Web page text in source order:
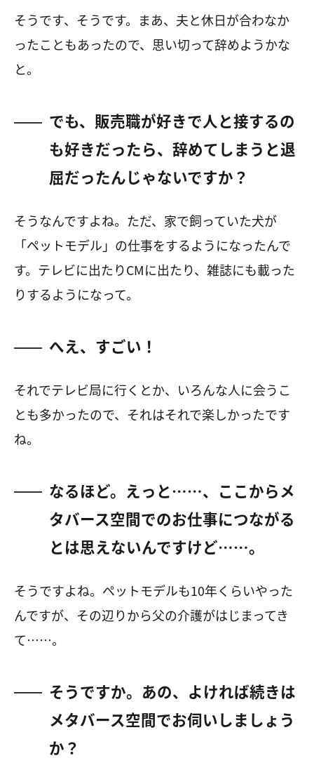
そうです、そうです。まあ、夫と休日が合わなか
ったこともあったので、思い切って辞めようかな
と。
でも、販売職が好きで人と接するの
も好きだったら、辞めてしまうと退
屈だったんじゃないですか？
そうなんですよね。ただ、家で飼っていた犬が
「ペットモデル」の仕事をするようになったんで
す。テレビに出たりCMに出たり、雑誌にも載った
りするようになって。
へえ、すごい！
それでテレビ局に行くとか、いろんな人に会うこ
とも多かったので、それはそれで楽しかったです
ね。
なるほど。えっと……、ここからメ
タバース空間でのお仕事につながる
とは思えないんですけど……。
そうですよね。ペットモデルも10年くらいやった
んですが、その辺りから父の介護がはじまってき
て……。
そうですか。あの、よければ続きは
メタバース空間でお伺いしましょう
か？